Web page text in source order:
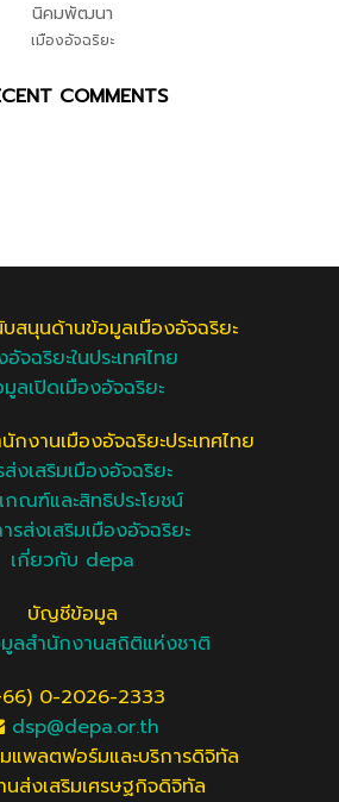
นิคมพัฒนา
เมืองอัจฉริยะ
COMMENTS
สนุนด้านข้อมูลเมืองอัจฉริยะ
อัจฉริยะในประเทศไทย
ลเปิดเมืองอัจฉริยะ
กงานเมืองอัจฉริยะประเทศไทย
งเสริมเมืองอัจฉริยะ
กณฑ์และสิทธิประโยชน์
รส่งเสริมเมืองอัจฉริยะ
เกี่ยวกับ depa
บัญชีข้อมูล
ลสำนักงานสถิติแห่งชาติ
0-2026-2333
dsp@depa.or.th
แพลตฟอร์มและบริการดิจิทัล
นส่งเสริมเศรษฐกิจดิจิทัล